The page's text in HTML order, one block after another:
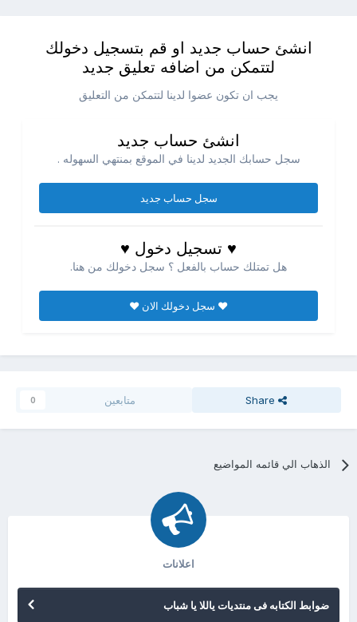
انشئ حساب جديد او قم بتسجيل دخولك
لتتمكن من اضافه تعليق جديد
يجب ان تكون عضوا لدينا لتتمكن من التعليق
انشئ حساب جديد
سجل حسابك الجديد لدينا في الموقع بمنتهي السهوله .
سجل حساب جديد
♥ تسجيل دخول ♥
هل تمتلك حساب بالفعل ؟ سجل دخولك من هنا.
♥ سجل دخولك الان ♥
Share متابعين 0
الذهاب الي قائمه المواضيع
اعلانات
ضوابط الكتابه فى منتديات ياللا يا شباب